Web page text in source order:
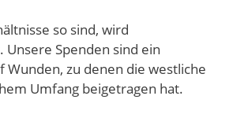
so sind, wird
Spenden sind ein
Wunden, zu denen die westliche
Umfang beigetragen hat.